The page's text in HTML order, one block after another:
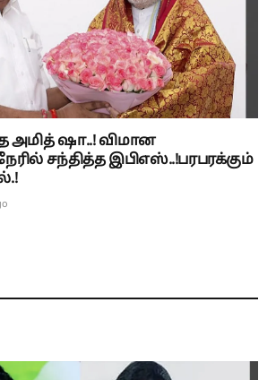
ஷா..! விமான
சந்தித்த இபிஎஸ்..!பரபரக்கும்